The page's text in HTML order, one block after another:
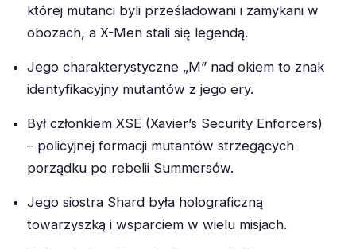
której mutanci byli prześladowani i zamykani w
obozach, a X-Men stali się legendą.
Jego charakterystyczne „M” nad okiem to znak
identyfikacyjny mutantów z jego ery.
Był członkiem XSE (Xavier’s Security Enforcers)
– policyjnej formacji mutantów strzegących
porządku po rebelii Summersów.
Jego siostra Shard była holograficzną
towarzyszką i wsparciem w wielu misjach.